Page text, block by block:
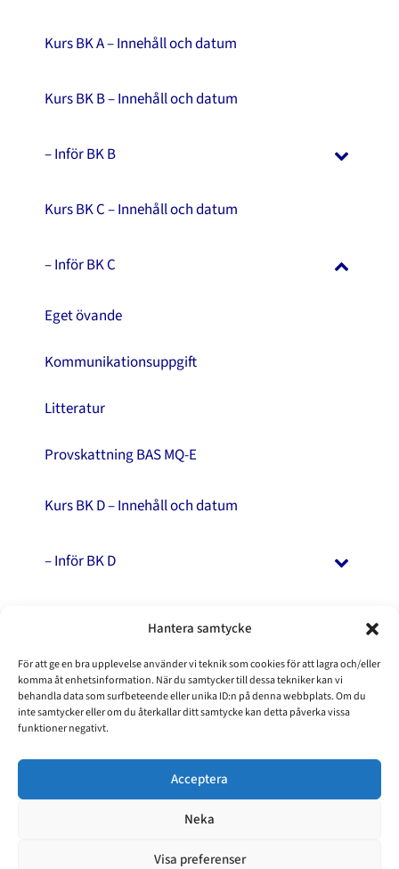
Hantera samtycke
För att ge en bra upplevelse använder vi teknik som cookies för att lagra och/eller
komma åt enhetsinformation. När du samtycker till dessa tekniker kan vi
behandla data som surfbeteende eller unika ID:n på denna webbplats. Om du
inte samtycker eller om du återkallar ditt samtycke kan detta påverka vissa
funktioner negativt.
Acceptera
Neka
Visa preferenser
Kurs BK A – Innehåll och datum
Kurs BK B – Innehåll och datum
– Inför BK B
Kurs BK C – Innehåll och datum
– Inför BK C
Eget övande
Kommunikationsuppgift
Litteratur
Provskattning BAS MQ-E
Kurs BK D – Innehåll och datum
– Inför BK D
– Inför BK E:
Underlag för intyg